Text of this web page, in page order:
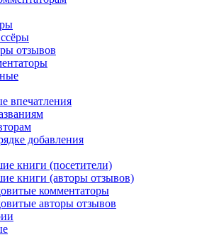
отзывов
впечатления
добавления
книги (посетители)
книги (авторы отзывов)
комментаторы
авторы отзывов